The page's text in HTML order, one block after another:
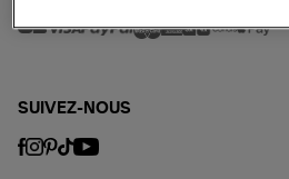
SUIVEZ-NOUS